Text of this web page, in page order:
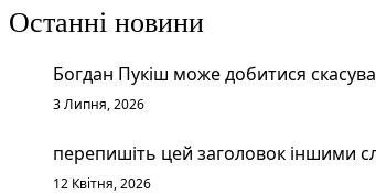
Останні новини
Богдан Пукіш може добитися
3 Липня, 2026
перепишіть цей заголовок іншими
12 Квітня, 2026